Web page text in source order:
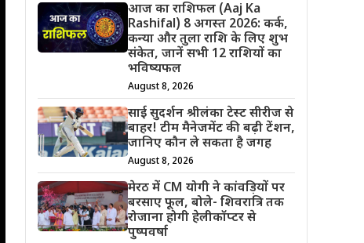
आज का राशिफल (Aaj Ka
Rashifal) 8 अगस्त 2026: कर्क,
कन्या और तुला राशि के लिए शुभ
संकेत, जानें सभी 12 राशियों का
भविष्यफल
August 8, 2026
साई सुदर्शन श्रीलंका टेस्ट सीरीज से
बाहर! टीम मैनेजमेंट की बढ़ी टेंशन,
जानिए कौन ले सकता है जगह
August 8, 2026
मेरठ में CM योगी ने कांवड़ियों पर
बरसाए फूल, बोले- शिवरात्रि तक
रोजाना होगी हेलीकॉप्टर से
पुष्पवर्षा